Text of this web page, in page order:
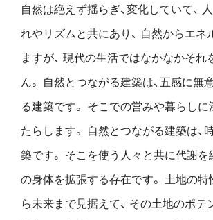
自然は絶えず揺らぎ、変化していて、
れやリズムと共にあり、 自然からエネ
ますが、 現代の生活ではなかなかそれ
ん。
自然とつながる建築は、五感に無
る建築です。 そこでの営みや暮らしに
たらします。
自然とつながる建築は、
築です。 そこを使う人々と共に代謝を
の身体を拡張する存在です。 土地の特
ら未来まで見据えて、 その土地のポテ